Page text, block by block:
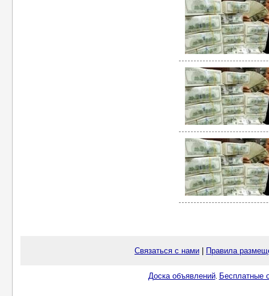
Связаться с нами Правила
Доска объявлений. Бесплатные